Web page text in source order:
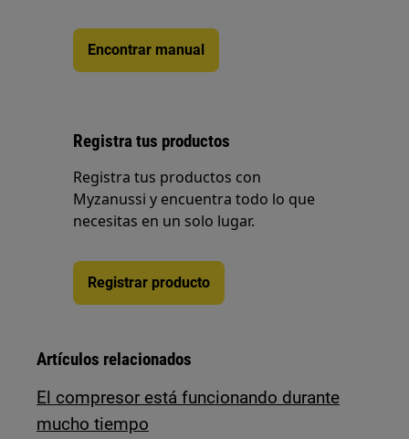
Encontrar manual
Registra tus productos
Registra tus productos con
Myzanussi y encuentra todo lo que
necesitas en un solo lugar.
Registrar producto
Artículos relacionados
El compresor está funcionando durante
mucho tiempo